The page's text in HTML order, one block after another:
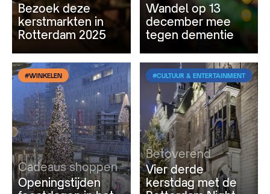
Bezoek deze
kerstmarkten in
Rotterdam 2025
Wandel op 13
december mee
tegen dementie
#WINKELEN
Cadeaus shoppen
Openingstijden
#CULTUUR & ENTERTAINMENT
Betoverend
Vier derde
kerstdag met de